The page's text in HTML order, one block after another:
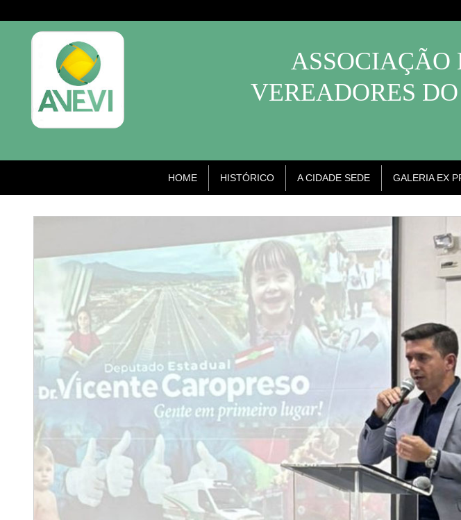
ASSOCIAÇÃO
VEREADORES
HOME HISTÓRICO A CIDADE SEDE GALERIA EX